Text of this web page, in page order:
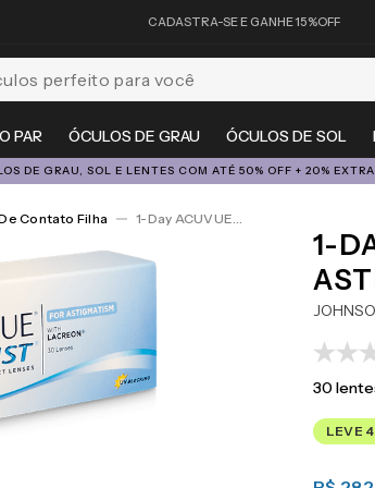
CADASTRA-SE E GANHE 15%OFF
PAR ÓCULOS DE GRAU ÓCULOS DE SOL
para você
DE GRAU, SOL E LENTES COM ATÉ 50% OFF + 20%
Contato Filha 1-Day ACUVUE® Moist For Astigmatism 30
1-
30
LEVE